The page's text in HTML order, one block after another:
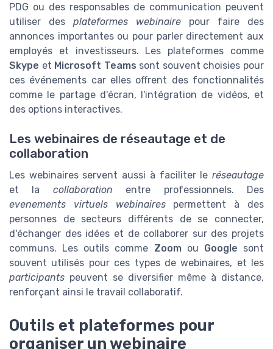
PDG ou des responsables de communication peuvent
utiliser des plateformes webinaire pour faire des
annonces importantes ou pour parler directement aux
employés et investisseurs. Les plateformes comme
Skype et Microsoft Teams sont souvent choisies pour
ces événements car elles offrent des fonctionnalités
comme le partage d'écran, l'intégration de vidéos, et
des options interactives.
Les webinaires de réseautage et de
collaboration
Les webinaires servent aussi à faciliter le réseautage
et la collaboration entre professionnels. Des
evenements virtuels webinairespermettent à des
personnes de secteurs différents de se connecter,
d'échanger des idées et de collaborer sur des projets
communs. Les outils comme Zoomou Google sont
souvent utilisés pour ces types de webinaires, et les
participants peuvent se diversifier même à distance,
renforçant ainsi le travail collaboratif.
Outils et plateformes pour
organiser un webinaire